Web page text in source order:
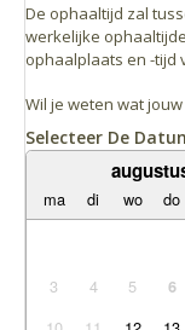
De ophaaltijd zal
werkelijke
ophaalplaats en -tijd
Wil je weten wat
Selecteer De
ma di wo do
3
4 5 6